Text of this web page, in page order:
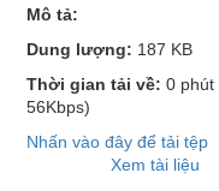
Mô tả:
Dung lượng: 187 KB
Thời gian tải về:0 phút
56Kbps)
Nhấn vào đây để tải tệp
Xem tài liệu